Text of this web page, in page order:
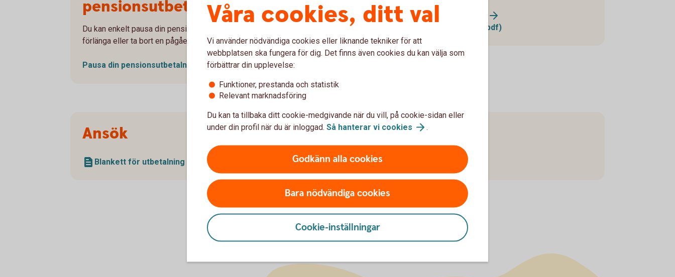
pensionsutbetalning
Du kan enkelt pausa din pensionsutbetalning och även förkorta,
förlänga eller ta bort en pågående paus.
Pausa din pensionsutbetalning
Behöver du återbetalningsskydd?
Blankett återbetalningsskydd (pdf)
Ansök
Blankett för utbetalning (pdf)
Våra cookies, ditt val
Vi använder nödvändiga cookies eller liknande tekniker för att
webbplatsen ska fungera för dig. Det finns även cookies du kan välja som
förbättrar din upplevelse:
Funktioner, prestanda och statistik
Relevant marknadsföring
Du kan ta tillbaka ditt cookie-medgivande när du vill, på cookie-sidan eller
under din profil när du är inloggad. Så hanterar vi cookies .
Godkänn alla cookies
Bara nödvändiga cookies
Cookie-inställningar